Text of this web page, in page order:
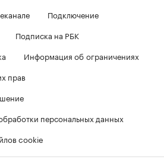
Подключение
Подписка на РБК
Информация об ограничениях
прав
персональных данных
cookie